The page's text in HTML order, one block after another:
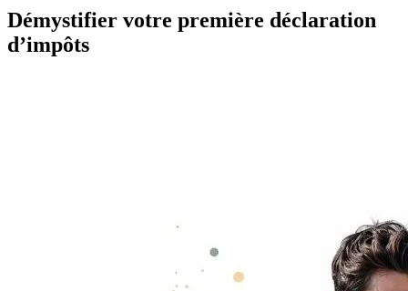
Démystifier votre première déclaration
d’impôts